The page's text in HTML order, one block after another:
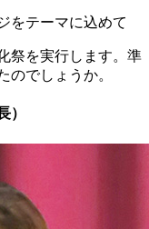
をテーマに込めて
祭を実行します。準
のでしょうか。
）